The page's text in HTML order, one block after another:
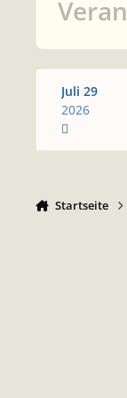
Juli 29
2026
Startseite